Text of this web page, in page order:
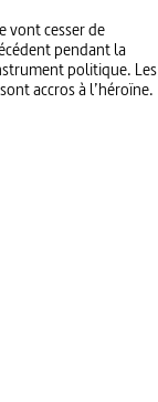
vont cesser de
pendant la
politique. Les
accros à l’héroïne.